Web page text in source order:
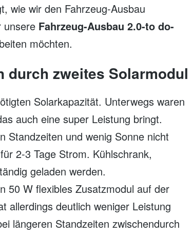
wie wir den Fahrzeug-Ausbau
unsere Fahrzeug-Ausbau 2.0-to do-
möchten.
durch zweites Solarmodul
Solarkapazität. Unterwegs waren
auch eine super Leistung bringt.
Standzeiten und wenig Sonne nicht
2-3 Tage Strom. Kühlschrank,
geladen werden.
50 W flexibles Zusatzmodul auf der
allerdings deutlich weniger Leistung
längeren Standzeiten zwischendurch